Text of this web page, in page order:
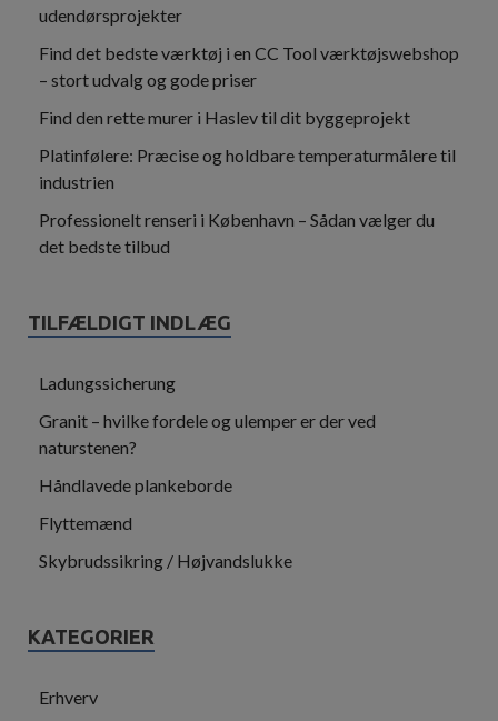
udendørsprojekter
Find det bedste værktøj i en CC Tool værktøjswebshop
– stort udvalg og gode priser
Find den rette murer i Haslev til dit byggeprojekt
Platinfølere: Præcise og holdbare temperaturmålere til
industrien
Professionelt renseri i København – Sådan vælger du
det bedste tilbud
TILFÆLDIGT INDLÆG
Ladungssicherung
Granit – hvilke fordele og ulemper er der ved
naturstenen?
Håndlavede plankeborde
Flyttemænd
Skybrudssikring / Højvandslukke
KATEGORIER
Erhverv